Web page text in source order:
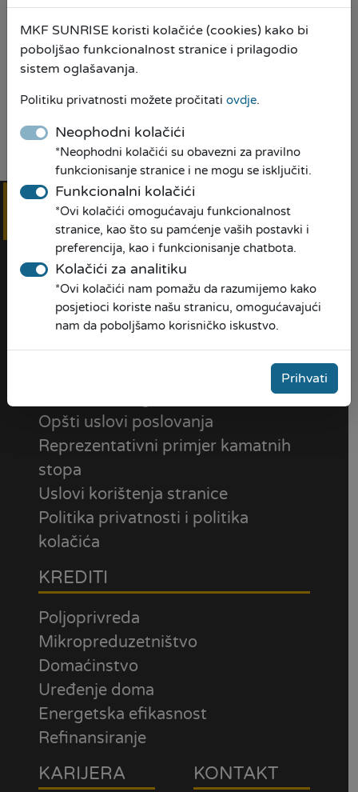
Preuzmi PDF
O NAMA
Opšti uslovi poslovanja
Reprezentativni primjer kamatnih
stopa
Uslovi korištenja stranice
Politika privatnosti i politika
kolačića
KREDITI
Poljoprivreda
Mikropreduzetništvo
Domaćinstvo
Uređenje doma
Energetska efikasnost
Refinansiranje
KARIJERA KONTAKT
MKF SUNRISE koristi kolačiće (cookies) kako bi
poboljšao funkcionalnost stranice i prilagodio
sistem oglašavanja.
Politiku privatnosti možete pročitati ovdje.
Neophodni kolačići
*Neophodni kolačići su obavezni za pravilno
funkcionisanje stranice i ne mogu se isključiti.
Funkcionalni kolačići
*Ovi kolačići omogućavaju funkcionalnost
stranice, kao što su pamćenje vaših postavki i
preferencija, kao i funkcionisanje chatbota.
Kolačići za analitiku
*Ovi kolačići nam pomažu da razumijemo kako
posjetioci koriste našu stranicu, omogućavajući
nam da poboljšamo korisničko iskustvo.
Prihvati